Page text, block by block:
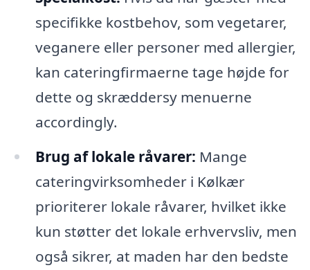
specifikke kostbehov, som vegetarer,
veganere eller personer med allergier,
kan cateringfirmaerne tage højde for
dette og skræddersy menuerne
accordingly.
Brug af lokale råvarer: Mange
cateringvirksomheder i Kølkær
prioriterer lokale råvarer, hvilket ikke
kun støtter det lokale erhvervsliv, men
også sikrer, at maden har den bedste